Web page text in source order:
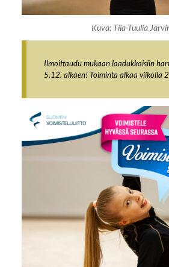
Ilmoittaudu mukaan laadukkaisiin
5.12. alkaen! Toiminta alkaa viikolla
Kuva: Tiia-Tuulia